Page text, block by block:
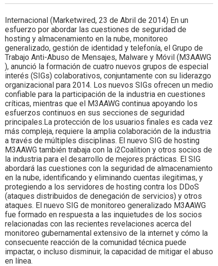
Internacional (Marketwired, 23 de Abril de 2014) En un
esfuerzo por abordar las cuestiones de seguridad de
hosting y almacenamiento en la nube, monitoreo
generalizado, gestión de identidad y telefonía, el Grupo de
Trabajo Anti-Abuso de Mensajes, Malware y Móvil (M3AAWG
), anunció la formación de cuatro nuevos grupos de especial
interés (SIGs) colaborativos, conjuntamente con su liderazgo
organizacional para 2014. Los nuevos SIGs ofrecen un medio
confiable para la participación de la industria en cuestiones
críticas, mientras que el M3AAWG continua apoyando los
esfuerzos continuos en sus secciones de seguridad
principales.La protección de los usuarios finales es cada vez
más compleja, requiere la amplia colaboración de la industria
a través de múltiples disciplinas. El nuevo SIG de hosting
M3AAWG también trabaja con la i2Coalition y otros socios de
la industria para el desarrollo de mejores prácticas. El SIG
abordará las cuestiones con la seguridad de almacenamiento
en la nube, identificando y eliminando cuentas ilegitimas, y
protegiendo a los servidores de hosting contra los DDoS
(ataques distribuidos de denegación de servicios) y otros
ataques. El nuevo SIG de monitoreo generalizado M3AAWG
fue formado en respuesta a las inquietudes de los socios
relacionadas con las recientes revelaciones acerca del
monitoreo gubernamental extensivo de la internet y cómo la
consecuente reacción de la comunidad técnica puede
impactar, o incluso disminuir, la capacidad de mitigar el abuso
en línea.